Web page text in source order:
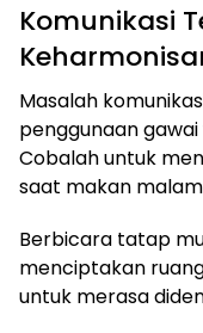
Komunikasi
Masalah
penggunaan
Cobalah untuk
saat makan
Berbicara tatap
menciptakan
untuk merasa